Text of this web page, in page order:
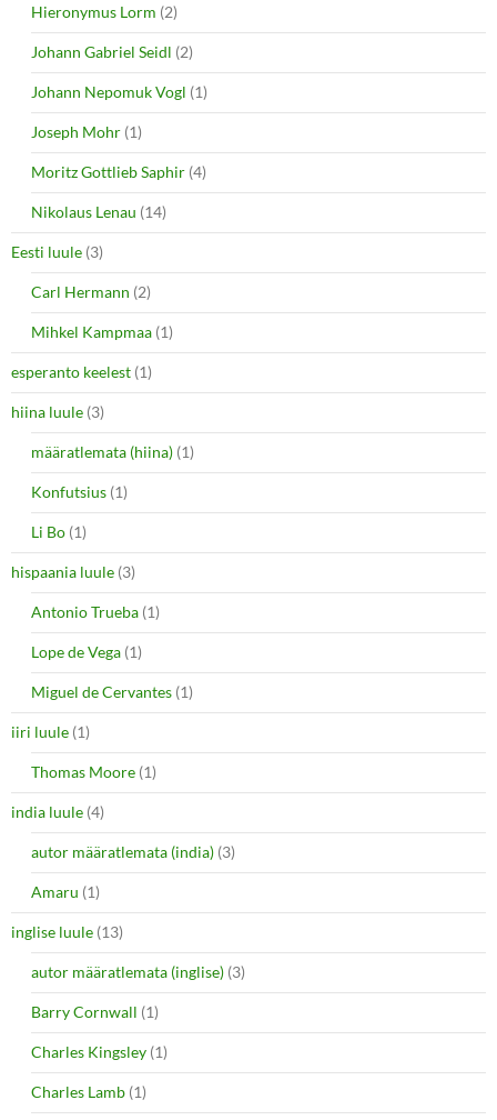
Hieronymus Lorm (2)
Johann Gabriel Seidl (2)
Johann Nepomuk Vogl (1)
Joseph Mohr (1)
Moritz Gottlieb Saphir (4)
Nikolaus Lenau (14)
Eesti luule (3)
Carl Hermann (2)
Mihkel Kampmaa (1)
esperanto keelest (1)
hiina luule (3)
määratlemata (hiina) (1)
Konfutsius (1)
Li Bo (1)
hispaania luule (3)
Antonio Trueba (1)
Lope de Vega (1)
Miguel de Cervantes (1)
iiri luule (1)
Thomas Moore (1)
india luule (4)
autor määratlemata (india) (3)
Amaru (1)
inglise luule (13)
autor määratlemata (inglise) (3)
Barry Cornwall (1)
Charles Kingsley (1)
Charles Lamb (1)